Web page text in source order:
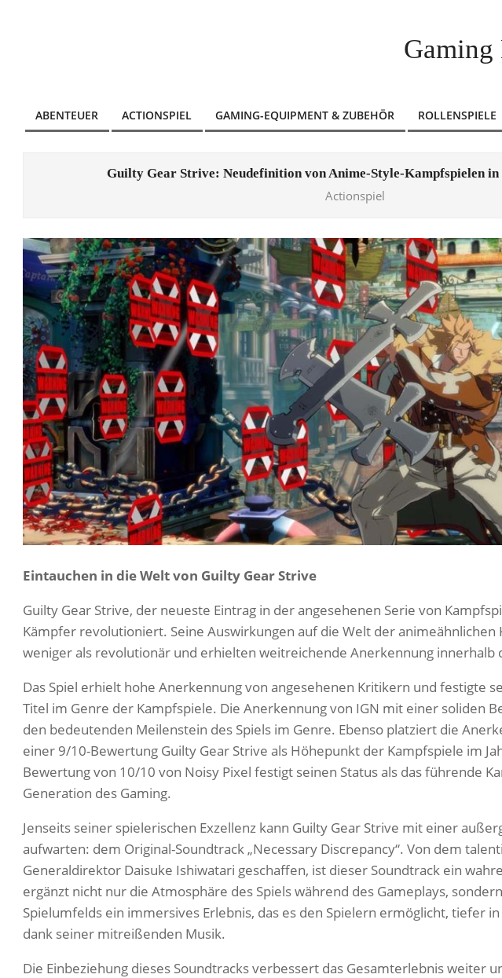
Gaming
Primary
ABENTEUER ACTIONSPIEL GAMING-EQUIPMENT & ZUBEHÖR ROLLENSPIELE
Guilty Gear Strive: Neudefinition von Anime-Style-Kampfspielen
Actionspiel
Eintauchen in die Welt von Guilty Gear Strive
Guilty Gear Strive, der neueste Eintrag in der angesehenen Serie von
Kämpfer revolutioniert. Seine Auswirkungen auf die Welt der animeähnlichen
weniger als revolutionär und erhielten weitreichende Anerkennung innerhalb
Das Spiel erhielt hohe Anerkennung von angesehenen Kritikern und festigte
Titel im Genre der Kampfspiele. Die Anerkennung von IGN mit einer soliden
den bedeutenden Meilenstein des Spiels im Genre. Ebenso platziert die
einer 9/10-Bewertung Guilty Gear Strive als Höhepunkt der Kampfspiele im
Bewertung von 10/10 von Noisy Pixel festigt seinen Status als das führende
Generation des Gaming.
Jenseits seiner spielerischen Exzellenz kann Guilty Gear Strive mit einer
aufwarten: dem Original-Soundtrack „Necessary Discrepancy“. Von dem
Generaldirektor Daisuke Ishiwatari geschaffen, ist dieser Soundtrack ein
ergänzt nicht nur die Atmosphäre des Spiels während des Gameplays,
Spielumfelds ein immersives Erlebnis, das es den Spielern ermöglicht, tiefer
dank seiner mitreißenden Musik.
Die Einbeziehung dieses Soundtracks verbessert das Gesamterlebnis weiter